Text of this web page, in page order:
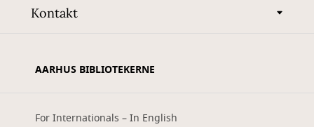
Kontakt
AARHUS BIBLIOTEKERNE
For Internationals – In English